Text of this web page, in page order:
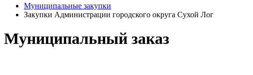
Муниципальные закупки
Закупки Администрации городского округа Сухой Лог
Муниципальный заказ